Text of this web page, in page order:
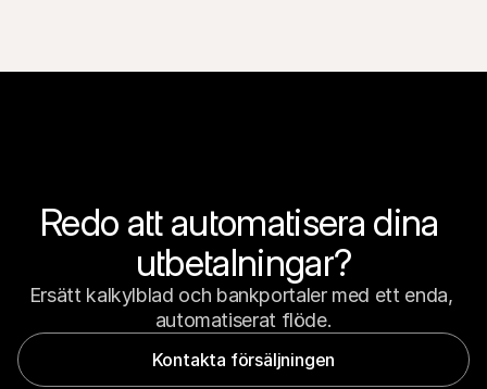
Redo att automatisera dina
utbetalningar?
Ersätt kalkylblad och bankportaler med ett enda,
automatiserat flöde.
Kontakta försäljningen